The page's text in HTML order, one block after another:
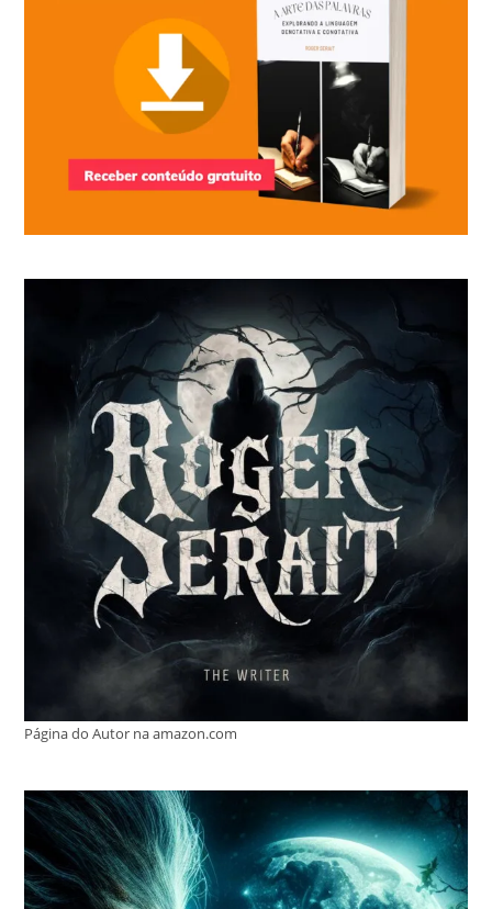
Página do Autor na amazon.com